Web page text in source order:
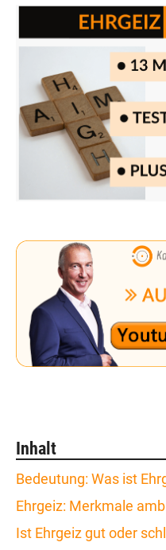
Inhalt
Bedeutung: Was ist
Ehrgeiz: Merkmale
Ist Ehrgeiz gut oder